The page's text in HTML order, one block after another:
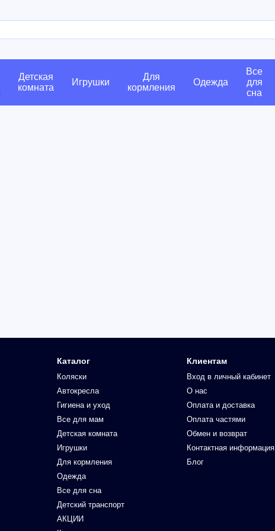
Детская
комната
Игрушки
Для
кормления
Одежда
Все
для
сна
Каталог
Коляски
Автокресла
Гигиена и уход
Все для мам
Детская комната
Игрушки
Для кормления
Одежда
Все для сна
Детский транспорт
АКЦИИ
Клиентам
Вход в личный кабинет
О нас
Оплата и доставка
Оплата частями
Обмен и возврат
Контактная информация
Блог